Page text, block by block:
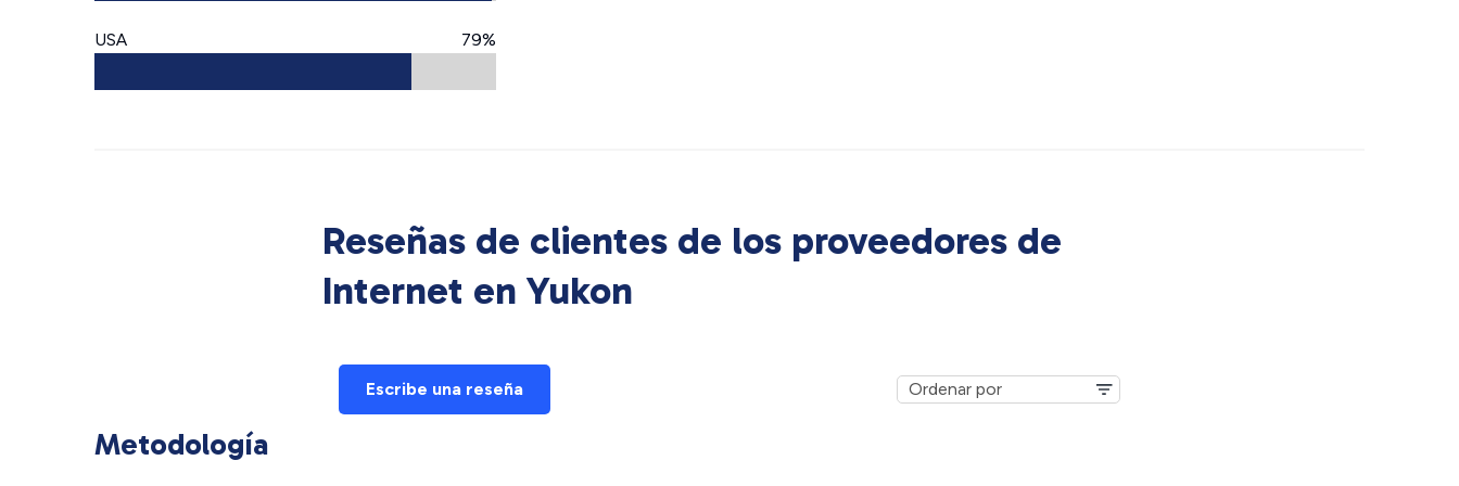
USA 79%
Reseñas de clientes de los proveedores de
Internet en Yukon
Escribe una reseña
Metodología